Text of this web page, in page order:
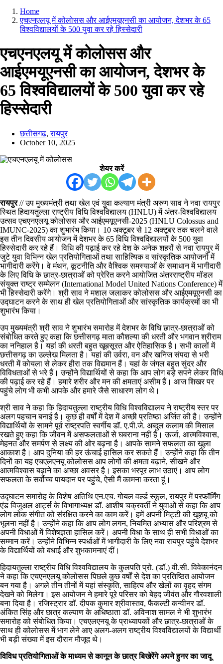
Home
एचएनएलयू में कोलोसस और आईएमयूएनसी का आयोजन, देशभर के 65
विश्वविद्यालयों के 500 युवा कर रहे हिस्सेदारी
एचएनएलयू में कोलोसस और
आईएमयूएनसी का आयोजन, देशभर के
65 विश्वविद्यालयों के 500 युवा कर रहे
हिस्सेदारी
छत्तीसगढ़,रायपुर
October 10, 2025
शेयर करें
रायपुर// उप मुख्यमंत्री तथा खेल एवं युवा कल्याण मंत्री अरुण साव ने नवा रायपुर
स्थित हिदायतुल्ला राष्ट्रीय विधि विश्वविद्यालय (HNLU) में अंतर-विश्वविद्यालय
उत्सव एचएनएलयू कोलोसस और आईएमयूएनसी-2025 (HNLU Colossus and
IMUNC-2025) का शुभारंभ किया। 10 अक्टूबर से 12 अक्टूबर तक चलने वाले
इस तीन दिवसीय आयोजन में देशभर के 65 विधि विश्वविद्यालयों के 500 युवा
हिस्सेदारी कर रहे हैं। विधि की पढ़ाई कर रहे देश के अनेक शहरों से नवा रायपुर में
जुटे युवा विभिन्न खेल प्रतियोगिताओं तथा साहित्यिक व सांस्कृतिक आयोजनों में
भागीदारी करेंगे। वे मंथन, कूटनीति और वैश्विक समस्याओं के समाधान में भागीदारी
के लिए विधि के छात्र-छात्राओं को प्रेरित करने आयोजित अंतरराष्ट्रीय मॉडल
संयुक्त राष्ट्र सम्मेलन (International Model United Nations Conference) में
भी हिस्सेदारी करेंगे। श्री साव ने मशाल जलाकर कोलोसस और आईएमयूएनसी का
उद्घाटन करने के साथ ही खेल प्रतियोगिताओं और सांस्कृतिक कार्यक्रमों का भी
शुभारंभ किया।
उप मुख्यमंत्री श्री साव ने शुभारंभ समारोह में देशभर के विधि छात्र-छात्राओं को
संबोधित करते हुए कहा कि छत्तीसगढ़ माता कौशल्या की धरती और भगवान श्रीराम
का ननिहाल है। यहां की धरती बहुत खूबसूरत और ऐतिहासिक है। सभी कालों में
छत्तीसगढ़ का उल्लेख मिलता है। यहां की उर्वरा, वन और खनिज संपदा से भरी
धरती में कोयला से लेकर हीरा तक विद्यमान हैं। यहां के जंगल बहुत सुंदर और
विविधताओं से भरे हैं। उन्होंने विद्यार्थियों से कहा कि आप लोग बड़े सपने लेकर विधि
की पढ़ाई कर रहे हैं। हमारे शरीर और मन की क्षमताएं असीम हैं। आज शिखर पर
पहुंचे लोग भी कभी आपके और हमारे जैसे साधारण लोग थे।
श्री साव ने कहा कि हिदायतुल्ला राष्ट्रीय विधि विश्वविद्यालय ने राष्ट्रीय स्तर पर
अलग पहचान बनाई है। कुछ ही वर्षों में देश में अच्छी प्रतिष्ठा अर्जित की है। उन्होंने
विद्यार्थियों के सामने पूर्व राष्ट्रपति स्वर्गीय डॉ. ए.पी.जे. अब्दुल कलाम की मिसाल
रखते हुए कहा कि जीवन में असफलताओं से घबराना नहीं है। ऊर्जा, आत्मविश्वास,
मेहनत और समर्पण से लक्ष्य की ओर बढ़ना है। आपके सामने सफलता का खुला
आकाश है। आप दुनिया की हर ऊंचाई हासिल कर सकते हैं। उन्होंने कहा कि तीन
दिनों का यह एचएलएनयू कोलोसस आप लोगों की क्षमता बढ़ाने, सीखने और
आत्मविश्वास बढ़ाने का अच्छा अवसर है। इसका भरपूर लाभ उठाएं। आप लोग
सफलता के सर्वोच्च पायदान पर पहुंचे, ऐसी मैं कामना करता हूं।
उद्घाटन समारोह के विशेष अतिथि एन.एच. गोयल वर्ल्ड स्कूल, रायपुर में परफॉर्मिंग
एंड विजुअल आर्ट्स के विभागाध्यक्ष डॉ. आशीष चक्रवर्ती ने युवाओं से कहा कि आप
लोग लोक संगीत को संरक्षित करने का काम करें। हमें अपनी मिट्टी की खूशबू को
भूलना नहीं है। उन्होंने कहा कि आप लोग लगन, नियमित अभ्यास और परिश्रम से
अपनी विधाओं में विशेषज्ञता हासिल करें। अपनी विधा के साथ ही सभी विधाओं का
सम्मान करें। उन्होंने विभिन्न स्पर्धाओं में भागीदारी के लिए नवा रायपुर पहुंचे देशभर
के विद्यार्थियों को बधाई और शुभकामनाएं दीं।
हिदायतुल्ला राष्ट्रीय विधि विश्वविद्यालय के कुलपति प्रो. (डॉ.) वी.सी. विवेकानंदन
ने कहा कि एचएनएलयू कोलोसस पिछले कुछ वर्षों से देश का प्रतिष्ठित आयोजन
बन गया है। अगले तीन तीनों में यहां संस्कृति, साहित्य और खेलों का वृहद संगम
देखने को मिलेगा। इस आयोजन ने हमारे पूरे परिसर को बेहद जीवंत और गौरवशाली
बना दिया है। रजिस्ट्रार डॉ. दीपक कुमार श्रीवास्तव, फैकल्टी कन्वीनर डॉ.
अंकित सिंह और छात्र कल्याण के अधिष्ठाता डॉ. अविनाश सामल ने भी शुभारंभ
समारोह को संबोधित किया। एचएलएनयू के प्राध्यापकों और छात्र-छात्राओं के
साथ ही कोलोसस में भाग लेने आए अलग-अलग राष्ट्रीय विश्वविद्यालयों के विद्यार्थी
भी बड़ी संख्या में इस दौरान मौजूद थे।
विविध प्रतियोगिताओं के माध्यम से कानून के छात्र बिखेरेंगे अपने हुनर का जादू